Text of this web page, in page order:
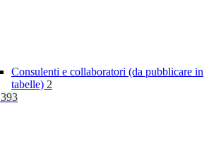
Consulenti e collaboratori (da pubblicare in
tabelle) 2
393